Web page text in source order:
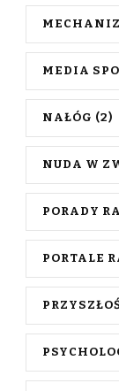
MEDIA
NAŁÓG (2)
NUDA W
PORADY
PORTALE